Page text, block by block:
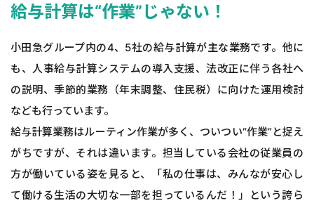
給与計算は“作業”じゃない！
小田急グループ内の4、5社の給与計算が主な業務です。他に
も、人事給与計算システムの導入支援、法改正に伴う各社へ
の説明、季節的業務（年末調整、住民税）に向けた運用検討
なども行っています。
給与計算業務はルーティン作業が多く、ついつい“作業”と捉え
がちですが、それは違います。担当している会社の従業員の
方が働いている姿を見ると、「私の仕事は、みんなが安心し
て働ける生活の大切な一部を担っているんだ！」という誇ら